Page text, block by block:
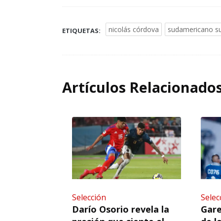
ETIQUETAS: nicolás córdova sudamericano
Artículos
Selección
Darío Osorio revela la